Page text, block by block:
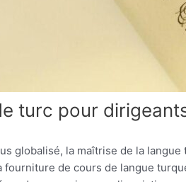
turc pour
globalisé, la maîtrise de la
fourniture de cours de langue